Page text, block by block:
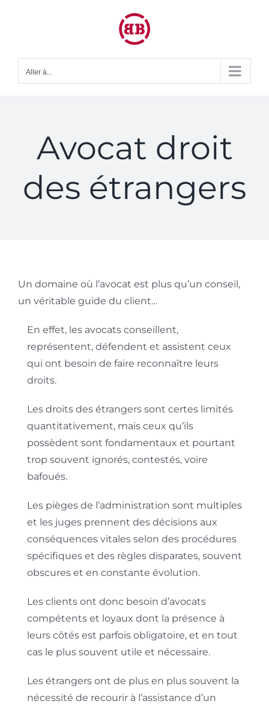
Aller à...
Avocat droit
des étrangers
Un domaine où l’avocat est plus qu’un conseil,
un véritable guide du client…
En effet, les avocats conseillent,
représentent, défendent et assistent ceux
qui ont besoin de faire reconnaître leurs
droits.
Les droits des étrangers sont certes limités
quantitativement, mais ceux qu’ils
possèdent sont fondamentaux et pourtant
trop souvent ignorés, contestés, voire
bafoués.
Les pièges de l’administration sont multiples
et les juges prennent des décisions aux
conséquences vitales selon des procédures
spécifiques et des règles disparates, souvent
obscures et en constante évolution.
Les clients ont donc besoin d’avocats
compétents et loyaux dont la présence à
leurs côtés est parfois obligatoire, et en tout
cas le plus souvent utile et nécessaire.
Les étrangers ont de plus en plus souvent la
nécessité de recourir à l’assistance d’un